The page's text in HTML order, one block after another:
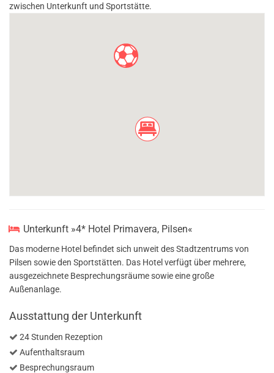
zwischen Unterkunft und Sportstätte.
Unterkunft »4* Hotel Primavera, Pilsen«
Das moderne Hotel befindet sich unweit des Stadtzentrums von
Pilsen sowie den Sportstätten. Das Hotel verfügt über mehrere,
ausgezeichnete Besprechungsräume sowie eine große
Außenanlage.
Ausstattung der Unterkunft
24 Stunden Rezeption
Aufenthaltsraum
Besprechungsraum